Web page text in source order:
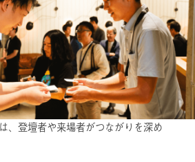
、登壇者や来場者がつながりを深め